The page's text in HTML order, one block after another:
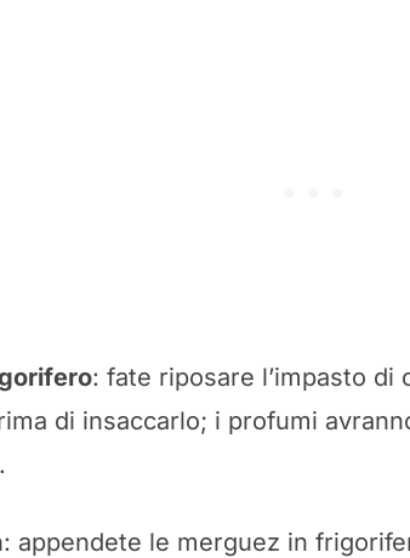
: fate riposare l’impasto
di insaccarlo; i profumi
: appendete le merguez in